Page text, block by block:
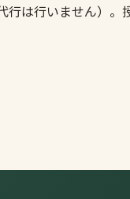
は行いません）